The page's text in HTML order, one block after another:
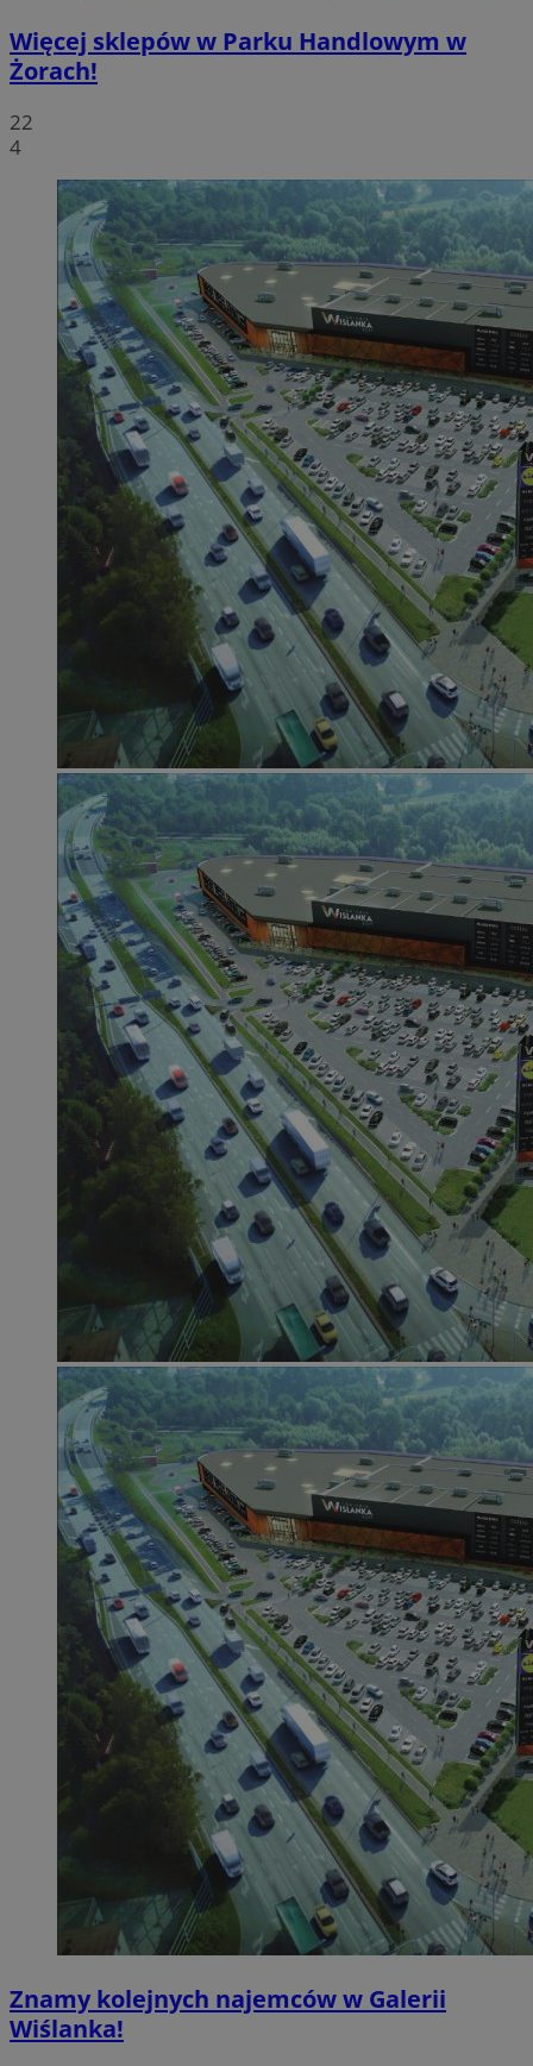
Więcej sklepów w Parku Handlowym w
Żorach!
22
4
Znamy kolejnych najemców w Galerii
Wiślanka!